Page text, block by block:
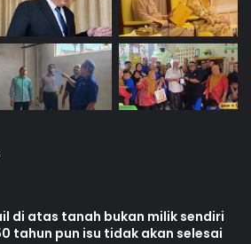
di atas tanah bukan milik sendiri
tahun pun isu tidak akan selesai